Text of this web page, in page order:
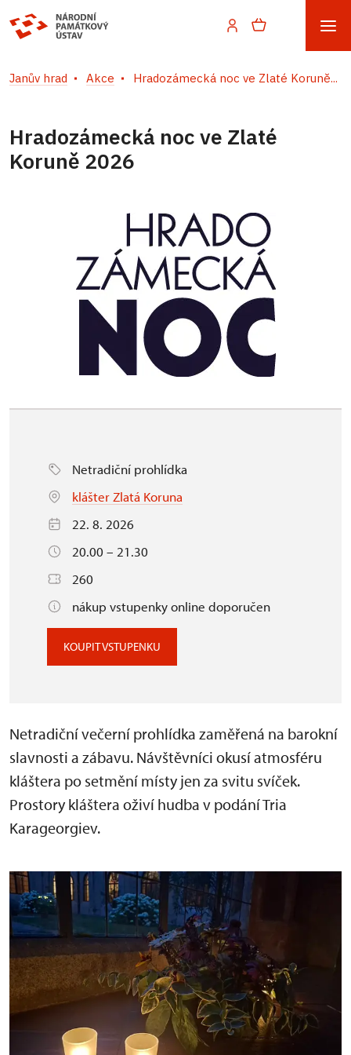
Janův hrad Akce Hradozámecká noc ve Zlaté Koruně...
Hradozámecká noc ve Zlaté
Koruně 2026
Netradiční prohlídka
klášter Zlatá Koruna
22. 8. 2026
20.00 – 21.30
260
nákup vstupenky online doporučen
KOUPIT VSTUPENKU
Netradiční večerní prohlídka zaměřená na barokní
slavnosti a zábavu. Návštěvníci okusí atmosféru
kláštera po setmění místy jen za svitu svíček.
Prostory kláštera oživí hudba v podání Tria
Karageorgiev.